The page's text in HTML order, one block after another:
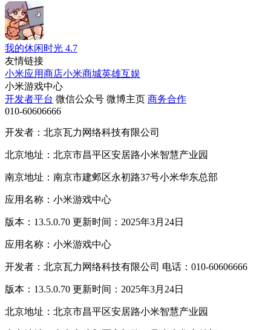
我的休闲时光 4.7
友情链接
小米应用商店小米商城英雄互娱
小米游戏中心
开发者平台 微信公众号 微博主页 商务合作
010-60606666
开发者：北京瓦力网络科技有限公司
北京地址：北京市昌平区安居路小米智慧产业园
南京地址：南京市建邺区永初路37号小米华东总部
应用名称：小米游戏中心
版本：13.5.0.70 更新时间：2025年3月24日
应用名称：小米游戏中心
开发者：北京瓦力网络科技有限公司 电话：010-60606666
版本：13.5.0.70 更新时间：2025年3月24日
北京地址：北京市昌平区安居路小米智慧产业园